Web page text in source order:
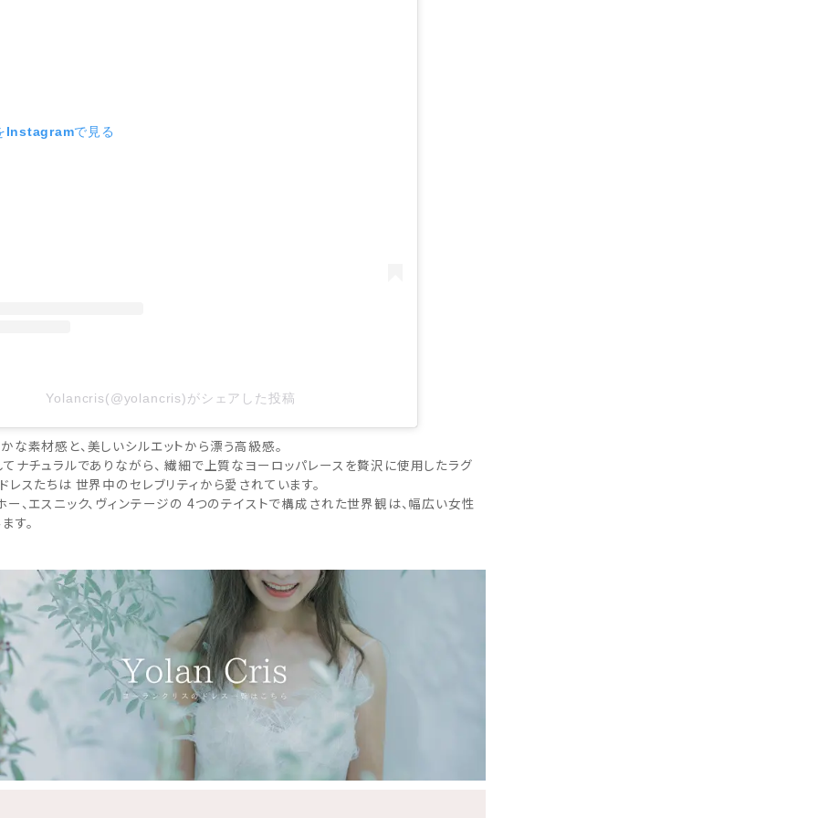
Instagramで見る
Yolancris(@yolancris)がシェアした投稿
な素材感と、美しいシルエットから漂う高級感。
てナチュラルでありながら、 繊細で上質なヨーロッパレースを贅沢に使用したラグ
レスたちは 世界中のセレブリティから愛されています。
ー、エスニック、ヴィンテージの 4つのテイストで構成された世界観は、幅広い女性
す。